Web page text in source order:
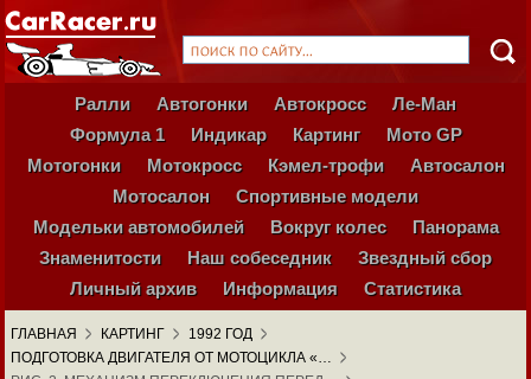
Ралли Автогонки Автокросс
Ле-Ман
Формула 1
Индикар Картинг
Мото GP
Мотогонки
Мотокросс Кэмел-трофи
Автосалон
Мотосалон
Спортивные модели
Модельки автомобилей
Вокруг колес
Панорама
Знаменитости
Наш собеседник
Звездный сбор
Личный архив
Информация Статистика
ГЛАВНАЯ КАРТИНГ
1992 ГОД
ПОДГОТОВКА ДВИГАТЕЛЯ ОТ МОТОЦИКЛА «…